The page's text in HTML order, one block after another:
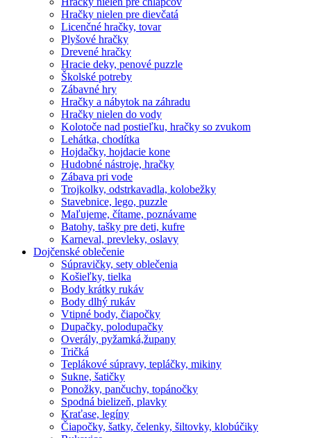
Hračky nielen pre dievčatá
Licenčné hračky, tovar
Plyšové hračky
Drevené hračky
Hracie deky, penové puzzle
Školské potreby
Zábavné hry
Hračky a nábytok na záhradu
Hračky nielen do vody
Kolotoče nad postieľku, hračky so zvukom
Lehátka, chodítka
Hojdačky, hojdacie kone
Hudobné nástroje, hračky
Zábava pri vode
Trojkolky, odstrkavadla, kolobežky
Stavebnice, lego, puzzle
Maľujeme, čítame, poznávame
Batohy, tašky pre deti, kufre
Karneval, prevleky, oslavy
Dojčenské oblečenie
Súpravičky, sety oblečenia
Košieľky, tielka
Body krátky rukáv
Body dlhý rukáv
Vtipné body, čiapočky
Dupačky, polodupačky
Overály, pyžamká,župany
Tričká
Teplákové súpravy, tepláčky, mikiny
Sukne, šatičky
Ponožky, pančuchy, topánočky
Spodná bielizeň, plavky
Kraťase, legíny
Čiapočky, šatky, čelenky, šiltovky, klobúčiky